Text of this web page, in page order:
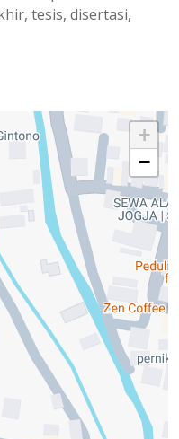
tesis, disertasi,
+
−